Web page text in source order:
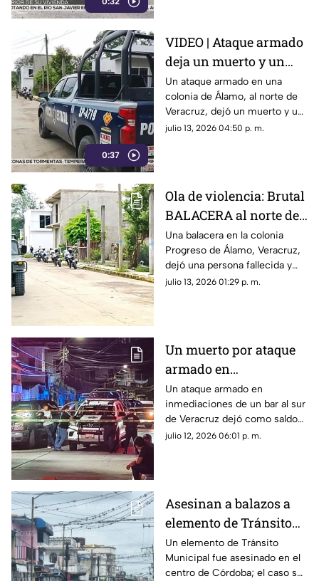
0:37
VIDEO | Ataque armado
deja un muerto y un
lesionado, al norte de
Veracruz
Un ataque armado en una
colonia de Álamo, al norte de
Veracruz, dejó un muerto y un
lesionado; una muestra de que
julio 13, 2026 04:50 p. m.
Ola de violencia: Brutal
BALACERA al norte de
Veracruz deja un
muerto y un herido
Una balacera en la colonia
Progreso de Álamo, Veracruz,
dejó una persona fallecida y
otra lesionada. Esto se sabe.
julio 13, 2026 01:29 p. m.
Un muerto por ataque
armado en
inmediaciones de bar
al sur de Veracruz;
sigue la violencia en el
gobierno de Rocío
Un ataque armado en
inmediaciones de un bar al sur
de Veracruz dejó como saldo
un hombre muerto; este
julio 12, 2026 06:01 p. m.
Asesinan a balazos a
elemento de Tránsito
Municipal en Córdoba;
así ocurrió
Un elemento de Tránsito
Municipal fue asesinado en el
centro de Córdoba; el caso se